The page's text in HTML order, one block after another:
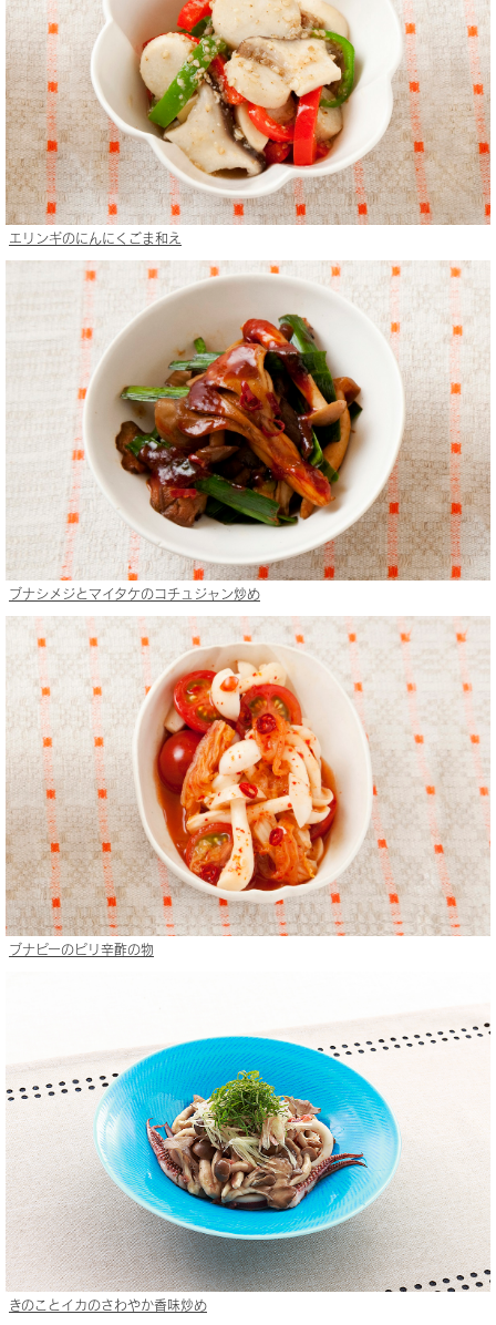
エリンギのにんにくごま和え
ブナシメジとマイタケのコチュジャン炒め
ブナピーのピリ辛酢の物
きのことイカのさわやか香味炒め